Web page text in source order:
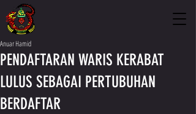
PENDAFTARAN WARIS KERABAT
LULUS SEBAGAI PERTUBUHAN
BERDAFTAR
Anuar Hamid